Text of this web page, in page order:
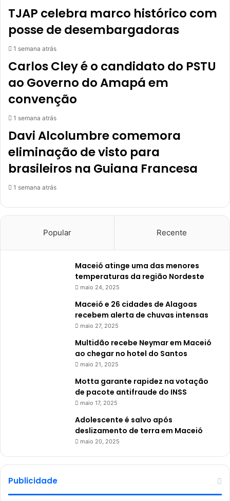
TJAP celebra marco histórico com
posse de desembargadoras
1 semana atrás
Carlos Cley é o candidato do PSTU
ao Governo do Amapá em
convenção
1 semana atrás
Davi Alcolumbre comemora
eliminação de visto para
brasileiros na Guiana Francesa
1 semana atrás
Popular Recente
Maceió atinge uma das menores
temperaturas da região Nordeste
maio 24, 2025
Maceió e 26 cidades de Alagoas
recebem alerta de chuvas intensas
maio 27, 2025
Multidão recebe Neymar em Maceió
ao chegar no hotel do Santos
maio 21, 2025
Motta garante rapidez na votação
de pacote antifraude do INSS
maio 17, 2025
Adolescente é salvo após
deslizamento de terra em Maceió
maio 20, 2025
Publicidade